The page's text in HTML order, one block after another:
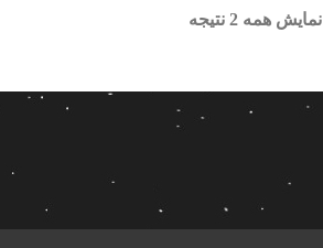
نمایش همه 2 نتیجه
قیمت گذاری